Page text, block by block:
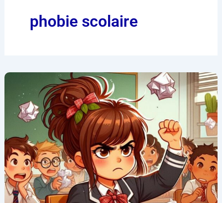
phobie scolaire